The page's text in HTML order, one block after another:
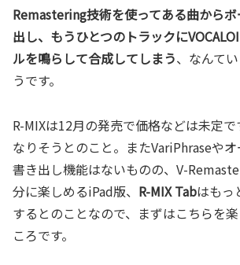
Remastering技術を使ってある曲から
出し、もうひとつのトラックに
ルを鳴らして合成してしまう、なんて
うです。
R-MIXは12月の発売で価格などは未定
なりそうとのこと。またVariPhraseや
書き出し機能はないものの、V-
分に楽しめるiPad版、 R-MIX Tabはもっ
するとのことなので、まずはこちらを
ころです。